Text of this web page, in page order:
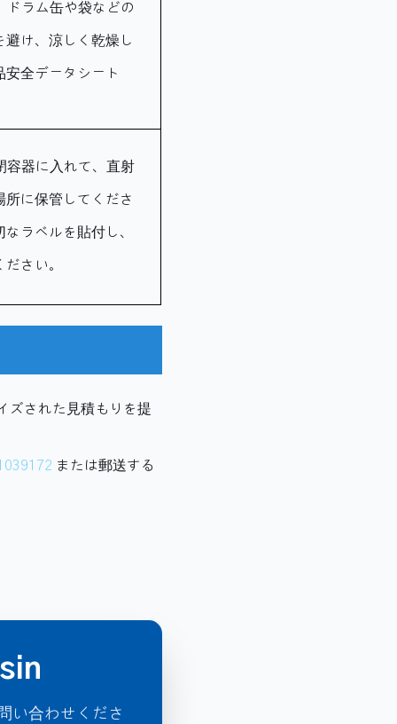
ドラム缶や袋などの
け、涼しく乾燥し
全データシート
容器に入れて、直射
に保管してくださ
ラベルを貼付し、
さい。
ズされた見積もりを提
または郵送する
い合わせくださ